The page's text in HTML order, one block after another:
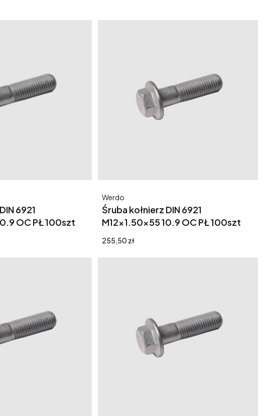
6921
OC PŁ 100szt
Śruba kołnierz DIN 6921
M12x1.50x55 10.9 OC PŁ 100szt
Producent
Werdo
Cena
255,50 zł